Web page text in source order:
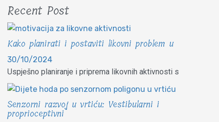
Recent Post
Kako planirati i postaviti likovni problem u
30/10/2024
Uspješno planiranje i priprema likovnih aktivnosti s
Senzorni razvoj u vrtiću: Vestibularni i
proprioceptivni